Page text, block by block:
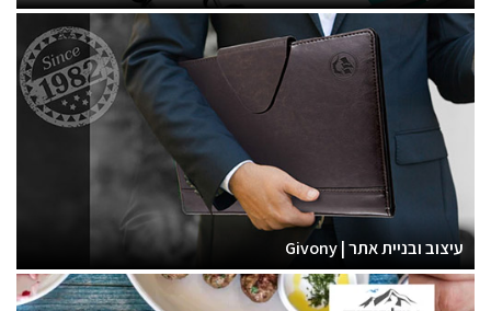
עיצוב ובניית אתר | Givony